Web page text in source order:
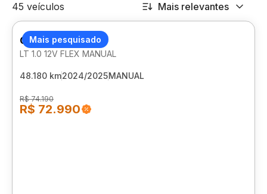
45 veículos Mais relevantes
Mais pesquisado
CHEVROLET ONIX
LT 1.0 12V FLEX MANUAL
48.180 km2024/2025MANUAL
R$ 74.190
R$ 72.990